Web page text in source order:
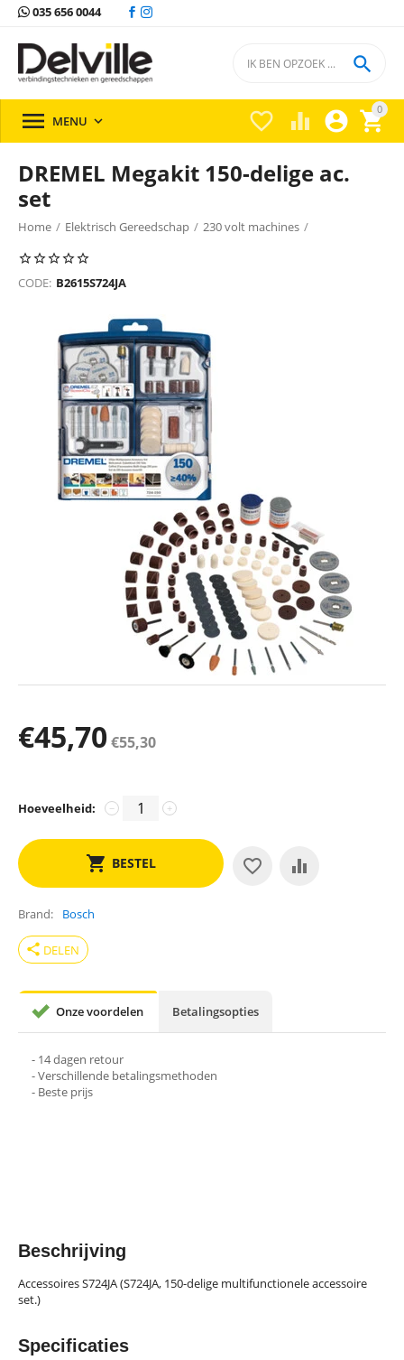
035 656 0044
0


 

 MENU 
DREMEL Megakit 150-delige ac.
set
Home / Elektrisch Gereedschap / 230 volt machines /
Overige machines
CODE: B2615S724JA
€45,70€55,30
Hoeveelheid: +
−
BESTEL
Brand Bosch
share DELEN
Onze voordelen Betalingsopties
- 14 dagen retour
- Verschillende betalingsmethoden
- Beste prijs
Beschrijving
Accessoires S724JA (S724JA, 150-delige multifunctionele accessoire
set.)
Specificaties